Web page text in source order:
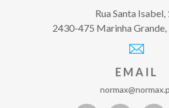
Rua Santa Isabel,
2430-475 Marinha
EMAIL